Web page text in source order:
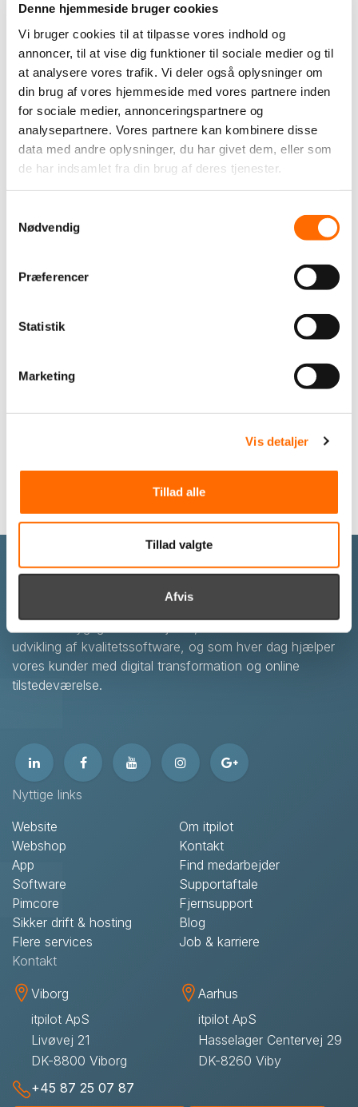
Denne hjemmeside bruger cookies
Vi bruger cookies til at tilpasse vores indhold og
annoncer, til at vise dig funktioner til sociale medier og til
at analysere vores trafik. Vi deler også oplysninger om
din brug af vores hjemmeside med vores partnere inden
for sociale medier, annonceringspartnere og
analysepartnere. Vores partnere kan kombinere disse
data med andre oplysninger, du har givet dem, eller som
de har indsamlet fra din brug af deres tjenester.
Nødvendig
Præferencer
Statistik
Marketing
Vis detaljer
Tillad alle
Tillad valgte
Afvis
Din e-mail *
Virksomhed
Emne
Vedhæftning
Om itpilot
udvikling af kvalitetssoftware, og som hver dag hjælper
vores kunder med digital transformation og online
tilstedeværelse.
Nyttige links
Website
Webshop
App
Software
Pimcore
Sikker drift & hosting
Flere services
Om itpilot
Kontakt
Find medarbejder
Supportaftale
Fjernsupport
Blog
Job & karriere
Kontakt
Viborg
itpilot ApS
Livøvej 21
DK-8800 Viborg
Aarhus
itpilot ApS
Hasselager Centervej 29
DK-8260 Viby
+45 87 25 07 87